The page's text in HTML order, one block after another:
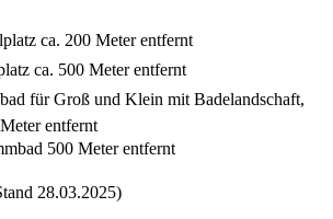
ca. 200 Meter entfernt
ca. 500 Meter entfernt
für Groß und Klein mit Badelandschaft,
entfernt
500 Meter entfernt
28.03.2025)